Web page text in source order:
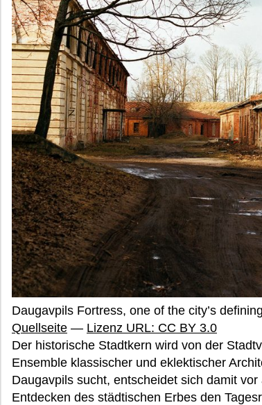
Daugavpils Fortress, one of the city’s
Quellseite — Lizenz URL: CC BY 3.0
Der historische Stadtkern wird von der
Ensemble klassischer und eklektischer
Daugavpils sucht, entscheidet sich damit
Entdecken des städtischen Erbes den